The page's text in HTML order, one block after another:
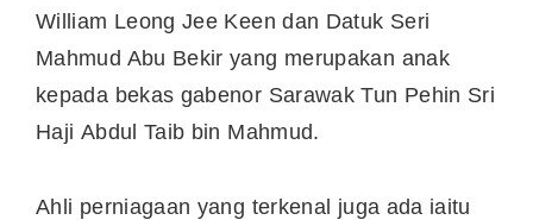
William Leong Jee Keen dan Datuk Seri
Mahmud Abu Bekir yang merupakan anak
kepada bekas gabenor Sarawak Tun Pehin Sri
Haji Abdul Taib bin Mahmud.
Ahli perniagaan yang terkenal juga ada iaitu